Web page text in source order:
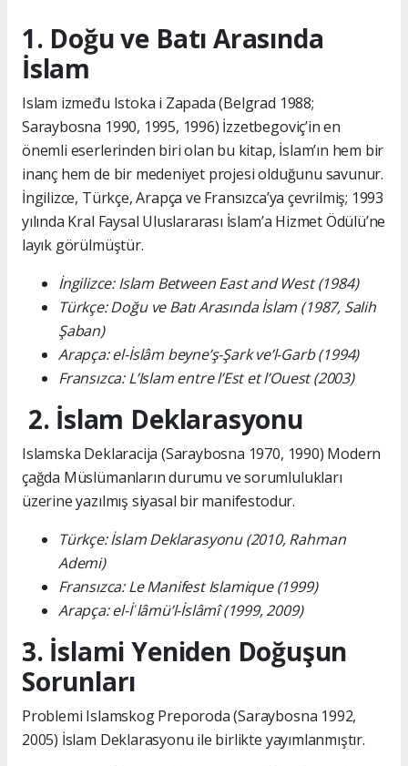
1. Doğu ve Batı Arasında
İslam
Islam između Istoka i Zapada (Belgrad 1988;
Saraybosna 1990, 1995, 1996) İzzetbegoviç’in en
önemli eserlerinden biri olan bu kitap, İslam’ın hem bir
inanç hem de bir medeniyet projesi olduğunu savunur.
İngilizce, Türkçe, Arapça ve Fransızca’ya çevrilmiş; 1993
yılında Kral Faysal Uluslararası İslam’a Hizmet Ödülü’ne
layık görülmüştür.
İngilizce: Islam Between East and West (1984)
Türkçe: Doğu ve Batı Arasında İslam (1987, Salih
Şaban)
Arapça: el-İslâm beyne’ş-Şark ve’l-Garb (1994)
Fransızca: L’Islam entre l’Est et l’Ouest (2003)
2. İslam Deklarasyonu
Islamska Deklaracija (Saraybosna 1970, 1990) Modern
çağda Müslümanların durumu ve sorumlulukları
üzerine yazılmış siyasal bir manifestodur.
Türkçe: İslam Deklarasyonu (2010, Rahman
Ademi)
Fransızca: Le Manifest Islamique (1999)
Arapça: el-İʿlâmü’l-İslâmî (1999, 2009)
3. İslami Yeniden Doğuşun
Sorunları
Problemi Islamskog Preporoda (Saraybosna 1992,
2005) İslam Deklarasyonu ile birlikte yayımlanmıştır.